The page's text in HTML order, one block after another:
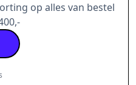
op alles van bestel